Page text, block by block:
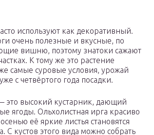
используют как декоративный.
очень полезные и вкусные, по
вишню, поэтому знатоки сажают
К тому же это растение
самые суровые условия, урожай
с четвёртого года посадки.
это высокий кустарник, дающий
ягоды. Ольхолистная ирга красиво
её яркие листья становятся
С кустов этого вида можно собрать